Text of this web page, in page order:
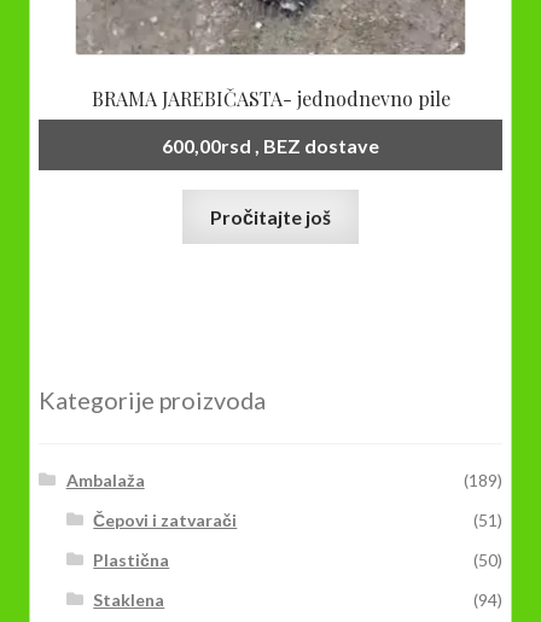
BRAMA JAREBIČASTA- jednodnevno pile
600,00rsd , BEZ dostave
Pročitajte još
Kategorije proizvoda
Ambalaža
(189)
Čepovi i zatvarači
(51)
Plastična
(50)
Staklena
(94)